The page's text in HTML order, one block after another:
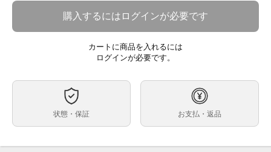
ムーブメント
ブロンズ
箱
ケース部分ブロンズの為変色
購入するにはログインが必要です
カートに商品を入れるには
ログインが必要です。
状態・保証 お支払・返品